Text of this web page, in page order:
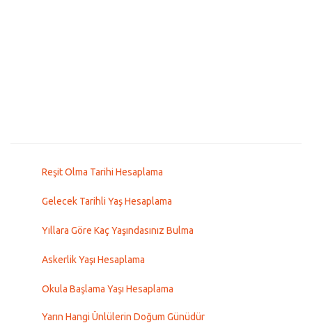
Reşit Olma Tarihi Hesaplama
Gelecek Tarihli Yaş Hesaplama
Yıllara Göre Kaç Yaşındasınız Bulma
Askerlik Yaşı Hesaplama
Okula Başlama Yaşı Hesaplama
Yarın Hangi Ünlülerin Doğum Günüdür